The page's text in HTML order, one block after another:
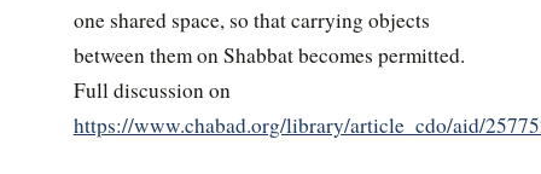
one shared space, so that carrying objects
between them on Shabbat becomes permitted.
Full discussion on
https://www.chabad.org/library/article_cdo/aid/